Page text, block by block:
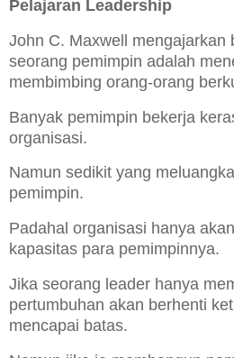
Pelajaran Leadership
John C. Maxwell mengajarkan
seorang pemimpin adalah
membimbing orang-orang
Banyak pemimpin bekerja
organisasi.
Namun sedikit yang
pemimpin.
Padahal organisasi hanya
kapasitas para pemimpinnya.
Jika seorang leader hanya
pertumbuhan akan berhenti
mencapai batas.